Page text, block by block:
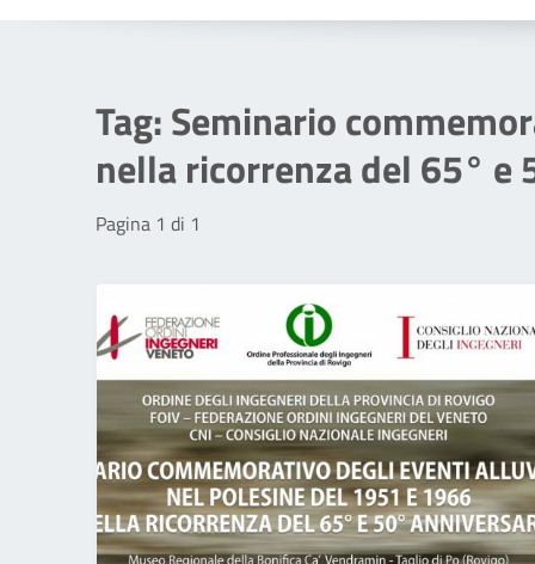
Tag:Seminario
nella ricorrenza del 65° e
Pagina 1 di 1